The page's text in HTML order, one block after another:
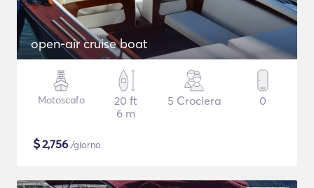
open-air cruise boat
Motoscafo
20 ft
6 m
5 Crociera 0
$2,756 /giorno